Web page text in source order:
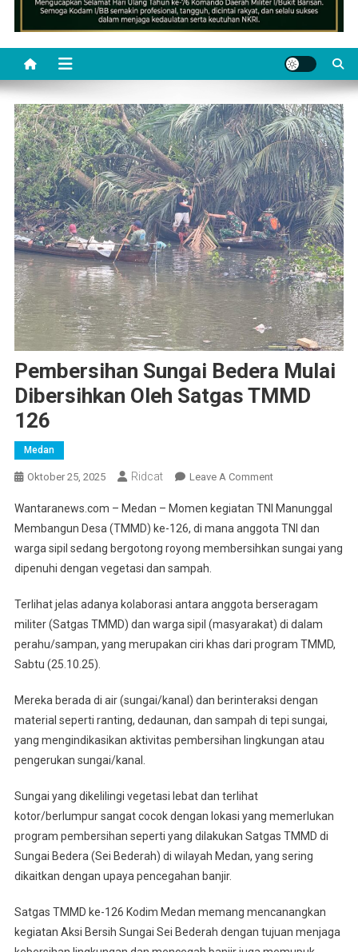
Pembersihan Sungai Bedera Mulai
Dibersihkan Oleh Satgas TMMD
126
Medan
Oktober 25, 2025 Ridcat Leave A CommentOn
Sungai
Bedera
Mulai
Satgas
TMMD
126
Wantaranews.com – Medan – Momen kegiatan TNI Manunggal
Membangun Desa (TMMD) ke-126, di mana anggota TNI dan
warga sipil sedang bergotong royong membersihkan sungai yang
dipenuhi dengan vegetasi dan sampah.
Terlihat jelas adanya kolaborasi antara anggota berseragam
militer (Satgas TMMD) dan warga sipil (masyarakat) di dalam
perahu/sampan, yang merupakan ciri khas dari program TMMD,
Sabtu (25.10.25).
Mereka berada di air (sungai/kanal) dan berinteraksi dengan
material seperti ranting, dedaunan, dan sampah di tepi sungai,
yang mengindikasikan aktivitas pembersihan lingkungan atau
pengerukan sungai/kanal.
Sungai yang dikelilingi vegetasi lebat dan terlihat
kotor/berlumpur sangat cocok dengan lokasi yang memerlukan
program pembersihan seperti yang dilakukan Satgas TMMD di
Sungai Bedera (Sei Bederah) di wilayah Medan, yang sering
dikaitkan dengan upaya pencegahan banjir.
Satgas TMMD ke-126 Kodim Medan memang mencanangkan
kegiatan Aksi Bersih Sungai Sei Bederah dengan tujuan menjaga